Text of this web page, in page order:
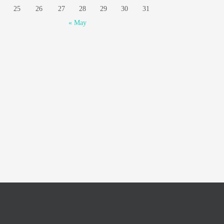
25 26 27 28 29 30
31
« May